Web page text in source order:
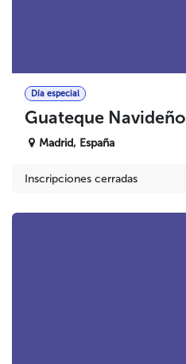
Día especial
Guateque Navideño
Madrid, España
Inscripciones cerradas